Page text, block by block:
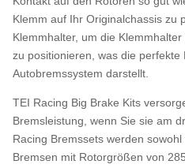
Klemm auf Ihr Originalchassis zu
Klemmhalter, um die
zu positionieren, was die perfekte
Autobremssystem darstellt.
TEI Racing Big Brake Kits
Bremsleistung, wenn Sie sie am
Racing Bremssets werden
Bremsen mit Rotorgrößen von